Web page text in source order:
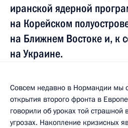
иранской ядерной
на Корейском
на Ближнем Востоке и, к
на Украине.
Совсем недавно в Нормандии мы
открытия второго фронта в
говорили об уроках той
угрозах. Накопление кризисных